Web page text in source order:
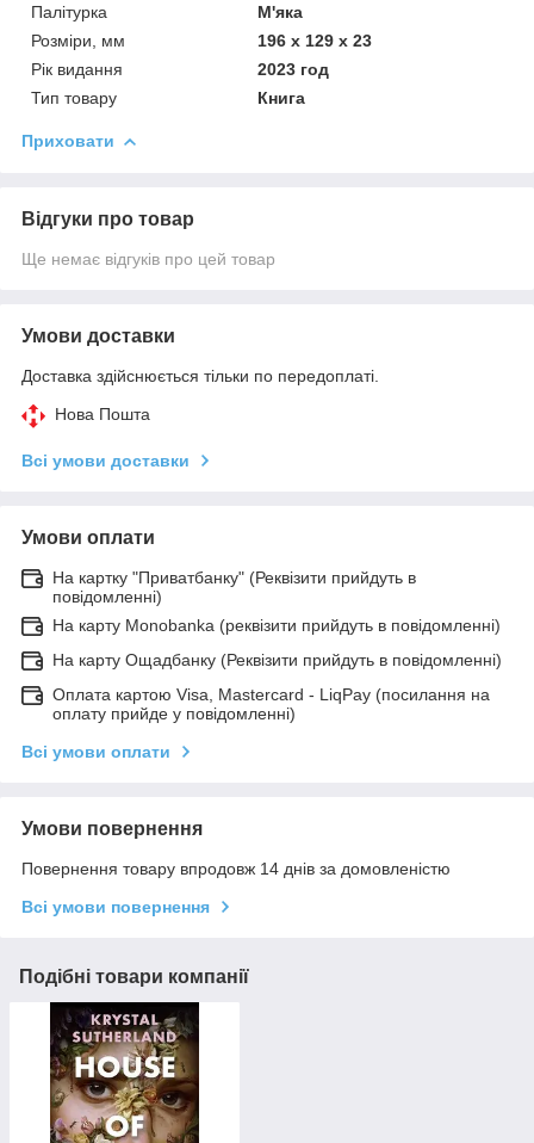
Палітурка
М'яка
Розміри, мм
196 x 129 x 23
Рік видання
2023 год
Тип товару
Книга
Приховати
Відгуки про товар
Ще немає відгуків про цей товар
Умови доставки
Доставка здійснюється тільки по передоплаті.
Нова Пошта
Всі умови доставки
Умови оплати
На картку "Приватбанку" (Реквізити прийдуть в
повідомленні)
На карту Monobanka (реквізити прийдуть в повідомленні)
На карту Ощадбанку (Реквізити прийдуть в повідомленні)
Оплата картою Visa, Mastercard - LiqPay (посилання на
оплату прийде у повідомленні)
Всі умови оплати
Умови повернення
Повернення товару впродовж 14 днів за домовленістю
Всі умови повернення
Подібні товари компанії